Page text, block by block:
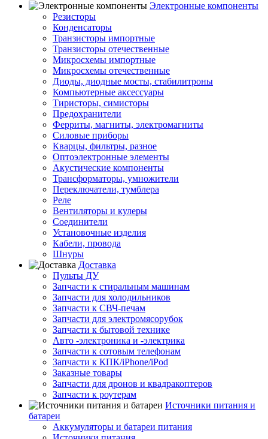
Электронные компоненты
Резисторы
Конденсаторы
Транзисторы импортные
Транзисторы отечественные
Микросхемы импортные
Микросхемы отечественные
Диоды, диодные мосты, стабилитроны
Компьютерные аксессуары
Тиристоры, симисторы
Предохранители
Ферриты, магниты, электромагниты
Силовые приборы
Кварцы, фильтры, разное
Оптоэлектронные элементы
Акустические компоненты
Трансформаторы, умножители
Переключатели, тумблера
Реле
Вентиляторы и кулеры
Соединители
Установочные изделия
Кабели, провода
Шнуры
Доставка
Пульты ДУ
Запчасти к стиральным машинам
Запчасти для холодильников
Запчасти к СВЧ-печам
Запчасти для электромясорубок
Запчасти к бытовой технике
Авто -электроника и -электрика
Запчасти к сотовым телефонам
Запчасти к КПК/iPhone/iPod
Заказные товары
Запчасти для дронов и квадракоптеров
Запчасти к роутерам
Источники питания и
батареи
Аккумуляторы и батареи питания